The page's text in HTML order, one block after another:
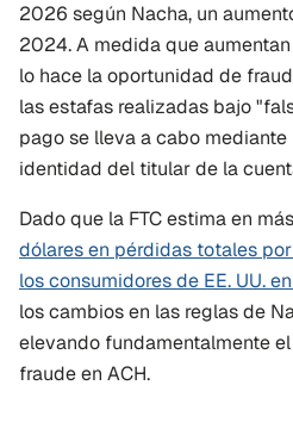
2026 según Nacha, un
2024. A medida que
lo hace la oportunidad de
las estafas realizadas bajo
pago se lleva a cabo
identidad del titular de la
Dado que la FTC estima en
dólares en pérdidas totales
los consumidores de EE. UU.
los cambios en las reglas de
elevando fundamentalmente
fraude en ACH.